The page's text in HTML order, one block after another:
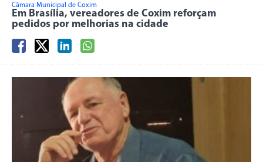
Câmara Municipal de Coxim
Em Brasília, vereadores de Coxim reforçam
pedidos por melhorias na cidade